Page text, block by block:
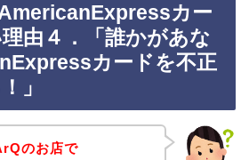
カー
理由４．「誰かがあな
カードを不正
」
のお店で